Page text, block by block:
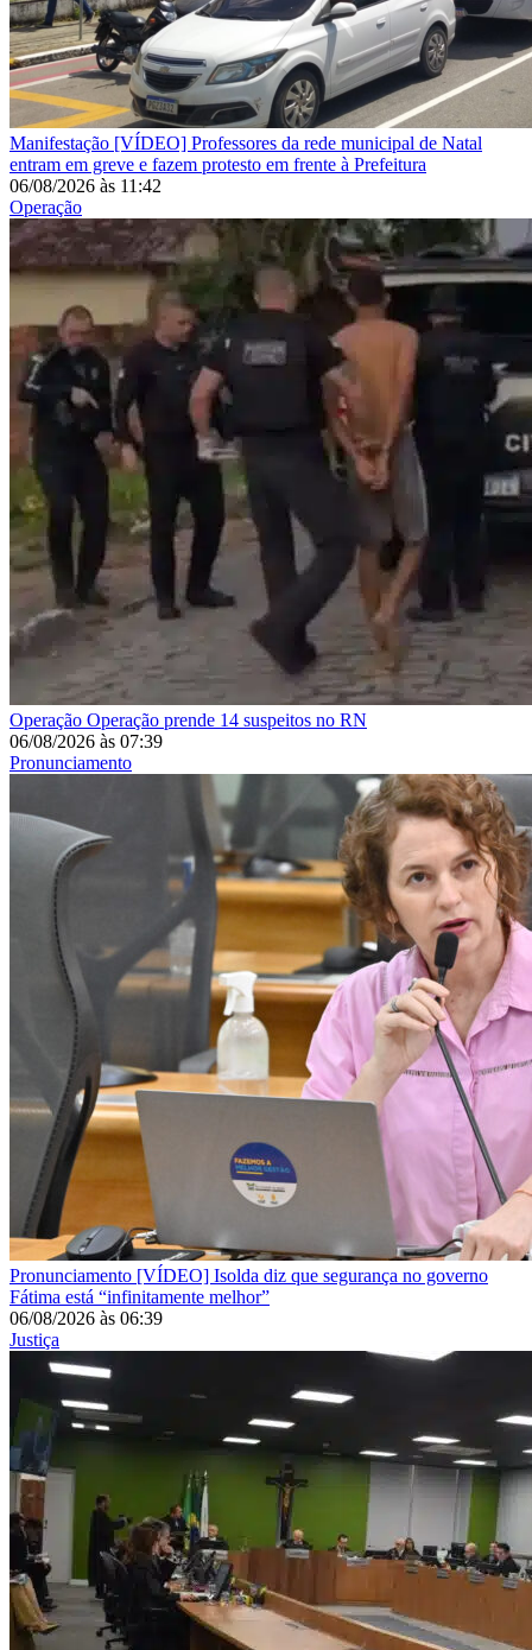
Manifestação [VÍDEO] Professores da rede municipal de Natal
entram em greve e fazem protesto em frente à Prefeitura
06/08/2026 às 11:42
Operação
Operação Operação prende 14 suspeitos no RN
06/08/2026 às 07:39
Pronunciamento
Pronunciamento [VÍDEO] Isolda diz que segurança no governo
Fátima está “infinitamente melhor”
06/08/2026 às 06:39
Justiça